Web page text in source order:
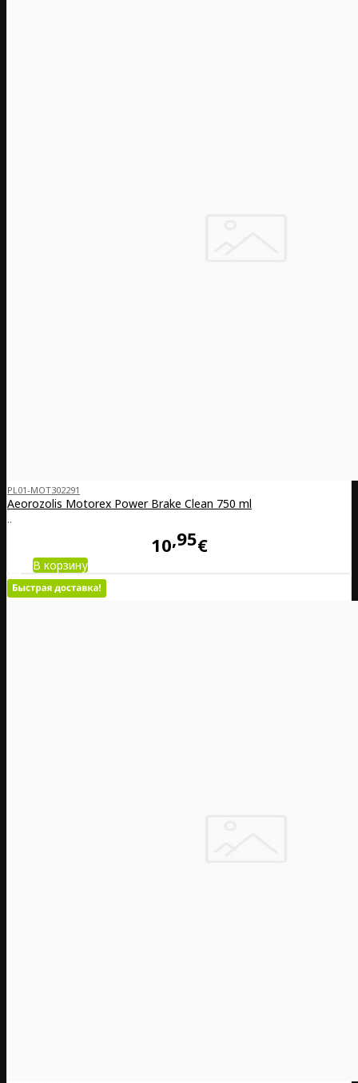
PL01-MOT302291
Aeorozolis Motorex Power Brake Clean 750 ml
..
10 95€
В корзину